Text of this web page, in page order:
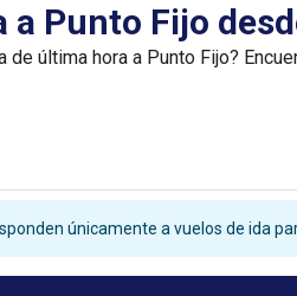
a Punto Fijo
de última hora a Punto Fijo?
únicamente a vuelos de ida